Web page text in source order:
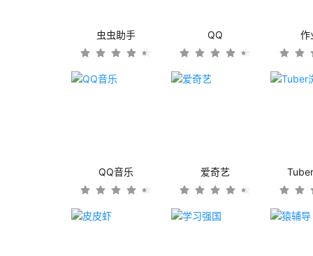
虫虫助手 QQ 作
QQ音乐 爱奇艺